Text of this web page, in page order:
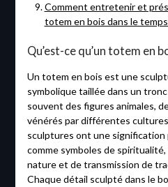
Comment entretenir et
totem en bois dans le temps
Qu’est-ce qu’un totem en
Un totem en bois est une
symbolique taillée dans un
souvent des figures animales,
vénérés par différentes
sculptures ont une
comme symboles de
nature et de transmission de
Chaque détail sculpté dans le